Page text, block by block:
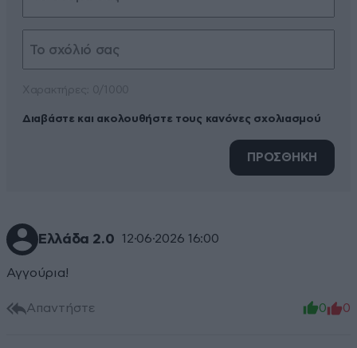
Διαβάστε και ακολουθήστε τους κανόνες σχολιασμού
ΠΡΟΣΘΗΚΗ
Ελλάδα 2.0 12·06·2026 16:00
Αγγούρια!
Απαντήστε 0 0